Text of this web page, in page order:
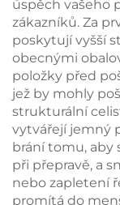
dárková
dávkové
úspěch vašeho
zákazníků. Za
poskytují vyšší
obecnými
položky před
jež by mohly
strukturální
vytvářejí jemný
brání tomu, aby
při přepravě, a
nebo zapletení
promítá do